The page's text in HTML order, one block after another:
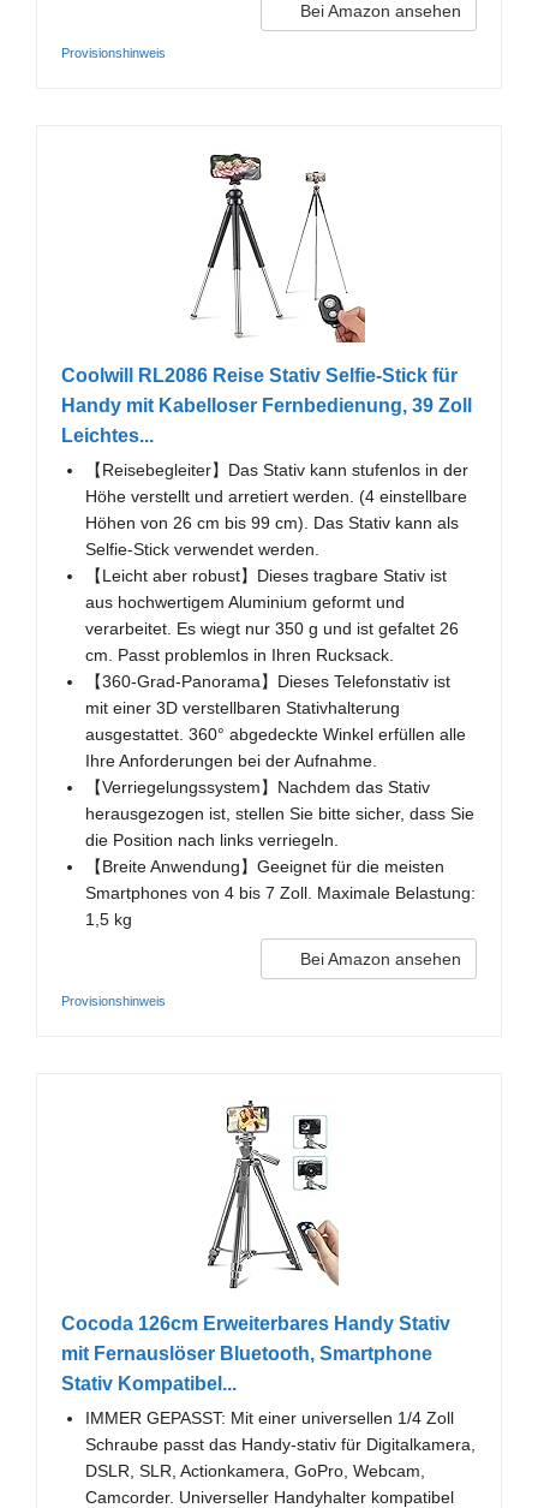
Bei Amazon ansehen
Provisionshinweis
Coolwill RL2086 Reise Stativ Selfie-Stick für
Handy mit Kabelloser Fernbedienung, 39 Zoll
Leichtes...
【Reisebegleiter】Das Stativ kann stufenlos in der
Höhe verstellt und arretiert werden. (4 einstellbare
Höhen von 26 cm bis 99 cm). Das Stativ kann als
Selfie-Stick verwendet werden.
【Leicht aber robust】Dieses tragbare Stativ ist
aus hochwertigem Aluminium geformt und
verarbeitet. Es wiegt nur 350 g und ist gefaltet 26
cm. Passt problemlos in Ihren Rucksack.
【360-Grad-Panorama】Dieses Telefonstativ ist
mit einer 3D verstellbaren Stativhalterung
ausgestattet. 360° abgedeckte Winkel erfüllen alle
Ihre Anforderungen bei der Aufnahme.
【Verriegelungssystem】Nachdem das Stativ
herausgezogen ist, stellen Sie bitte sicher, dass Sie
die Position nach links verriegeln.
【Breite Anwendung】Geeignet für die meisten
Smartphones von 4 bis 7 Zoll. Maximale Belastung:
1,5 kg
Bei Amazon ansehen
Provisionshinweis
Cocoda 126cm Erweiterbares Handy Stativ
mit Fernauslöser Bluetooth, Smartphone
Stativ Kompatibel...
IMMER GEPASST: Mit einer universellen 1/4 Zoll
Schraube passt das Handy-stativ für Digitalkamera,
DSLR, SLR, Actionkamera, GoPro, Webcam,
Camcorder. Universeller Handyhalter kompatibel